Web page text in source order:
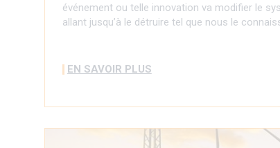
événement ou telle innovation va modifier le
allant jusqu’à le détruire tel que nous le
EN SAVOIR PLUS